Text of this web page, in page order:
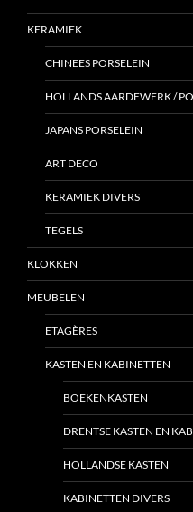
KERAMIEK
CHINEES PORSELEIN
HOLLANDS AARDEWERK /
JAPANS PORSELEIN
ART DECO
KERAMIEK DIVERS
TEGELS
KLOKKEN
MEUBELEN
ETAGÈRES
KASTEN EN KABINETTEN
BOEKENKASTEN
DRENTSE KASTEN EN
HOLLANDSE KASTEN
KABINETTEN DIVERS